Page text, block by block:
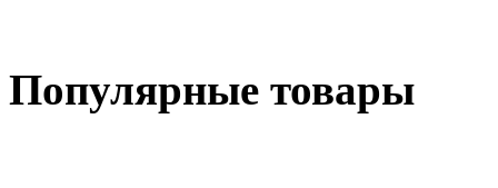
Популярные товары